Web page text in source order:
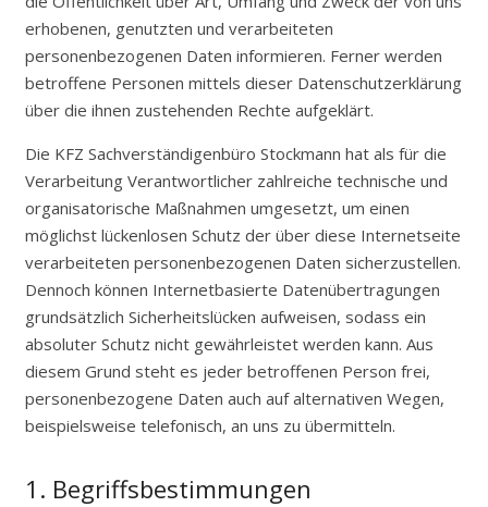
erhobenen, genutzten und verarbeiteten
personenbezogenen Daten informieren. Ferner werden
betroffene Personen mittels dieser Datenschutzerklärung
über die ihnen zustehenden Rechte aufgeklärt.
Die KFZ Sachverständigenbüro Stockmann hat als für die
Verarbeitung Verantwortlicher zahlreiche technische und
organisatorische Maßnahmen umgesetzt, um einen
möglichst lückenlosen Schutz der über diese Internetseite
verarbeiteten personenbezogenen Daten sicherzustellen.
Dennoch können Internetbasierte Datenübertragungen
grundsätzlich Sicherheitslücken aufweisen, sodass ein
absoluter Schutz nicht gewährleistet werden kann. Aus
diesem Grund steht es jeder betroffenen Person frei,
personenbezogene Daten auch auf alternativen Wegen,
beispielsweise telefonisch, an uns zu übermitteln.
1. Begriffsbestimmungen